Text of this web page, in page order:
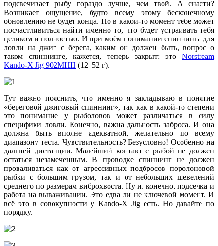
подсвечивает рыбу гораздо лучше, чем твой. А снасти?
Возникает ощущение, будто всему этому бесконечному
обновлению не будет конца. Но в какой-то момент тебе может
посчастливиться найти именно то, что будет устраивать тебя
целиком и полностью. И при моём понимании спиннинга для
ловли на джиг с берега, каким он должен быть, вопрос о
таком спиннинге, кажется, теперь закрыт: это Norstream
Kando-X Jig 902MHH (12–52 г).
Тут важно пояснить, что именно я закладываю в понятие
«береговой джиговый спиннинг», так как в какой-то степени
это понимание у рыболовов может различаться в силу
специфики ловли. Конечно, важна дальность заброса. И она
должна быть вполне адекватной, желательно по всему
диапазону теста. Чувствительность? Безусловно! Особенно на
дальней дистанции. Малейший контакт с рыбой не должен
остаться незамеченным. В проводке спиннинг не должен
проваливаться как от агрессивных подбросов поролоновой
рыбки с большим грузом, так и от небольших шевелений
среднего по размерам виброхвоста. Ну и, конечно, подсечка и
работа на вываживании. Это едва ли не ключевой момент. И
всё это в совокупности у Kando-X Jig есть. Но давайте по
порядку.